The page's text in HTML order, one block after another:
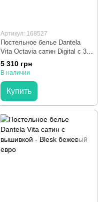
Артикул: 168527
Постельное белье Dantela
Vita Octavia сатин Digital с 3D
принтом евро
5 310 грн
В наличии
Купить